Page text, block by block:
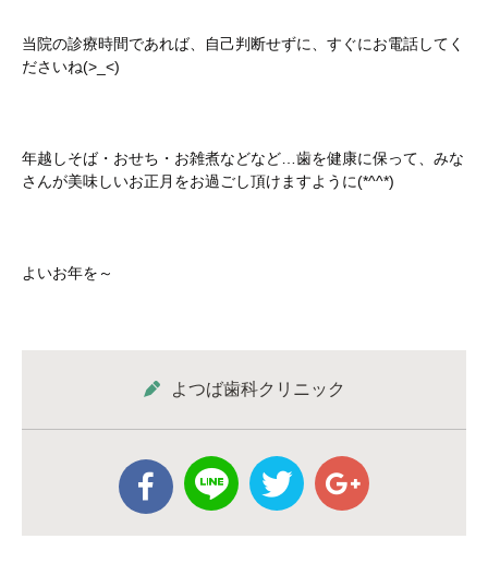
当院の診療時間であれば、自己判断せずに、すぐにお電話してく
ださいね(>_<)
年越しそば・おせち・お雑煮などなど…歯を健康に保って、みな
さんが美味しいお正月をお過ごし頂けますように(*^^*)
よいお年を～
よつば歯科クリニック